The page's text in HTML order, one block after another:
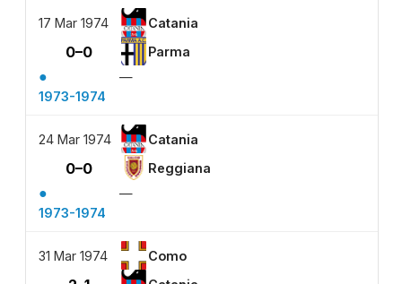
17 Mar 1974 Catania
0–0 Parma
●
—
1973-1974
24 Mar 1974 Catania
0–0 Reggiana
●
—
1973-1974
31 Mar 1974 Como